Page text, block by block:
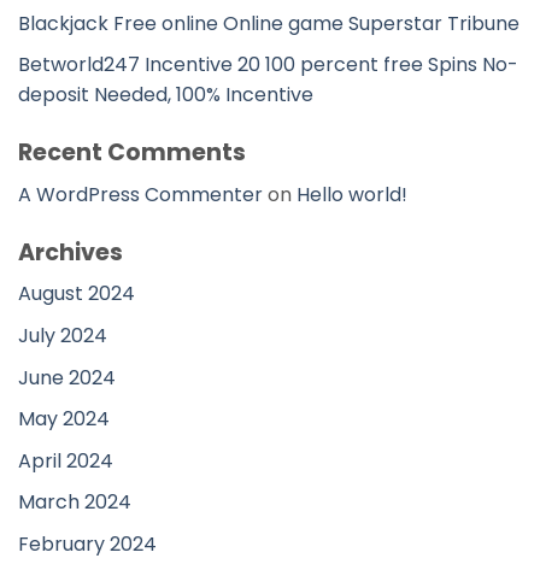
Blackjack Free online Online game Superstar Tribune
Betworld247 Incentive 20 100 percent free Spins No-
deposit Needed, 100% Incentive
Recent Comments
A WordPress Commenteron Hello world!
Archives
August 2024
July 2024
June 2024
May 2024
April 2024
March 2024
February 2024